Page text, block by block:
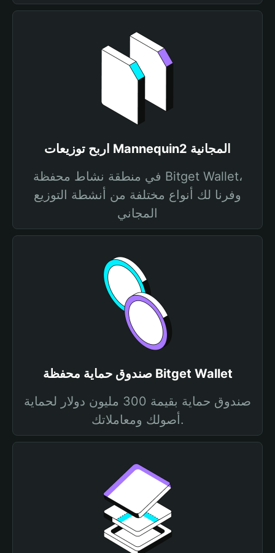
اربح توزيعات Mannequin2 المجانية
في منطقة نشاط محفظة Bitget Wallet،
وفرنا لك أنواع مختلفة من أنشطة التوزيع
المجاني
صندوق حماية محفظة Bitget Wallet
صندوق حماية بقيمة 300 مليون دولار لحماية
أصولك ومعاملاتك.